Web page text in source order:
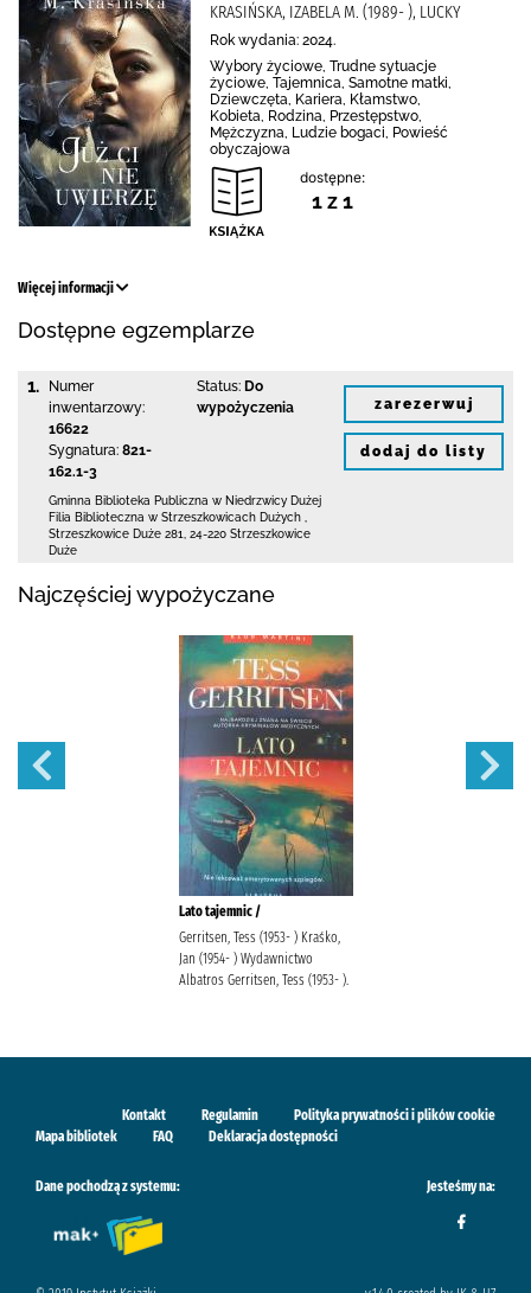
KRASIŃSKA, IZABELA M. (1989- ), LUCKY
Rok wydania: 2024.
Wybory życiowe, Trudne sytuacje
życiowe, Tajemnica, Samotne matki,
Dziewczęta, Kariera, Kłamstwo,
Kobieta, Rodzina, Przestępstwo,
Mężczyzna, Ludzie bogaci, Powieść
obyczajowa
dostępne:
1 z 1
Więcej informacji
Dostępne egzemplarze
1.
Numer
inwentarzowy:
16622
Sygnatura: 821-
162.1-3
Status: Do
wypożyczenia
Gminna Biblioteka Publiczna w Niedrzwicy Dużej
Filia Biblioteczna w Strzeszkowicach Dużych
Strzeszkowice Duże 281
24-220 Strzeszkowice
Duże
zarezerwuj
dodaj do listy
Najczęściej wypożyczane
Lato tajemnic /
Gerritsen, Tess (1953- ) Kraśko,
Jan (1954- ) Wydawnictwo
Albatros Gerritsen, Tess (1953- ).
Kontakt Regulamin
Polityka prywatności i plików cookie
Mapa bibliotek
FAQ Deklaracja dostępności
Dane pochodzą z systemu: Jesteśmy na: